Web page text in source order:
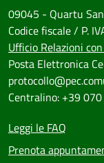
09045 - Quartu
Codice fiscale / P.
Ufficio Relazioni
Posta Elettronica
Centralino: +39
Leggi le FAQ
Prenota